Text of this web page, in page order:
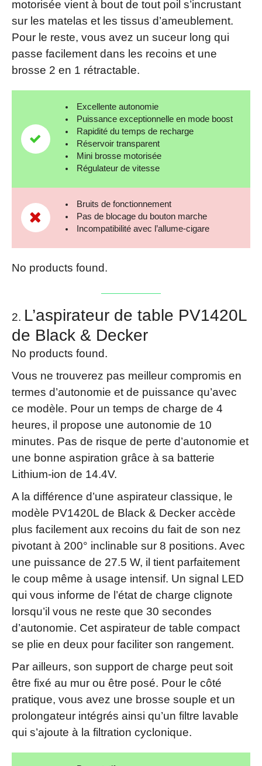
motorisée vient à bout de tout poil s’incrustant
sur les matelas et les tissus d’ameublement.
Pour le reste, vous avez un suceur long qui
passe facilement dans les recoins et une
brosse 2 en 1 rétractable.
Excellente autonomie
Puissance exceptionnelle en mode boost
Rapidité du temps de recharge
Réservoir transparent
Mini brosse motorisée
Régulateur de vitesse
Bruits de fonctionnement
Pas de blocage du bouton marche
Incompatibilité avec l’allume-cigare
No products found.
L’aspirateur de table PV1420L
de Black & Decker
No products found.
Vous ne trouverez pas meilleur compromis en
termes d’autonomie et de puissance qu’avec
ce modèle. Pour un temps de charge de 4
heures, il propose une autonomie de 10
minutes. Pas de risque de perte d’autonomie et
une bonne aspiration grâce à sa batterie
Lithium-ion de 14.4V.
A la différence d’une aspirateur classique, le
modèle PV1420L de Black & Decker accède
plus facilement aux recoins du fait de son nez
pivotant à 200° inclinable sur 8 positions. Avec
une puissance de 27.5 W, il tient parfaitement
le coup même à usage intensif. Un signal LED
qui vous informe de l’état de charge clignote
lorsqu’il vous ne reste que 30 secondes
d’autonomie. Cet aspirateur de table compact
se plie en deux pour faciliter son rangement.
Par ailleurs, son support de charge peut soit
être fixé au mur ou être posé. Pour le côté
pratique, vous avez une brosse souple et un
prolongateur intégrés ainsi qu’un filtre lavable
qui s’ajoute à la filtration cyclonique.